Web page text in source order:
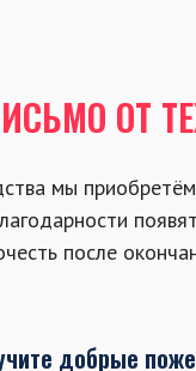
ОТ
мы
после
добрые